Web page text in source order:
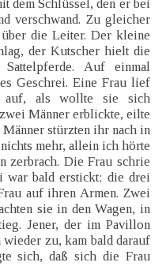
dem Schlüssel, den er bei
verschwand. Zu gleicher
die Leiter. Der kleine
der Kutscher hielt die
Auf einmal
Geschrei. Eine Frau lief
auf, als wollte sie sich
Männer erblickte, eilte
stürzten ihr nach in
mehr, allein ich hörte
zerbrach. Die Frau schrie
bald erstickt; die drei
auf ihren Armen. Zwei
sie in den Wagen, in
Jener, der im Pavillon
zu, kam bald darauf
sich, daß sich die Frau